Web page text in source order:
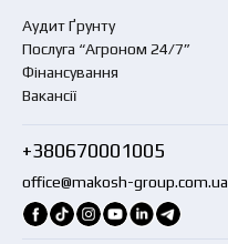
Аудит Ґрунту
Послуга “Агроном 24/7”
Фінансування
Вакансії
+380670001005
office@makosh-group.com.ua